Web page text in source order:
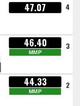
47.07 4
46.40
MMP
3
44.33
MMP
2